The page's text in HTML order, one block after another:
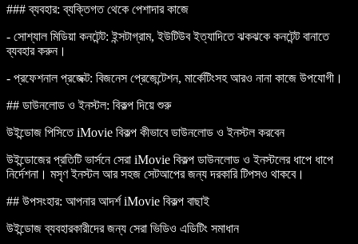
### ব্যবহার: ব্যক্তিগত থেকে পেশাদার কাজে
- সোশ্যাল মিডিয়া কনটেন্ট: ইন্সটাগ্রাম, ইউটিউব ইত্যাদিতে ঝকঝকে কনটেন্ট বানাতে
ব্যবহার করুন।
- প্রফেশনাল প্রজেক্ট: বিজনেস প্রেজেন্টেশন, মার্কেটিংসহ আরও নানা কাজে উপযোগী।
## ডাউনলোড ও ইনস্টল: বিকল্প দিয়ে শুরু
উইন্ডোজ পিসিতে iMovie বিকল্প কীভাবে ডাউনলোড ও ইনস্টল করবেন
উইন্ডোজের প্রতিটি ভার্সনে সেরা iMovie বিকল্প ডাউনলোড ও ইনস্টলের ধাপে ধাপে
নির্দেশনা। মসৃণ ইনস্টল আর সহজ সেটআপের জন্য দরকারি টিপসও থাকবে।
## উপসংহার: আপনার আদর্শ iMovie বিকল্প বাছাই
উইন্ডোজ ব্যবহারকারীদের জন্য সেরা ভিডিও এডিটিং সমাধান